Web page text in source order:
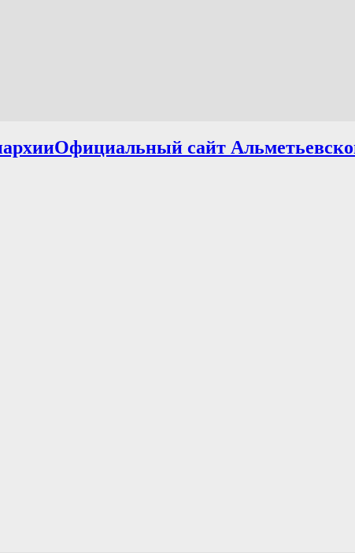
Официальный сайт